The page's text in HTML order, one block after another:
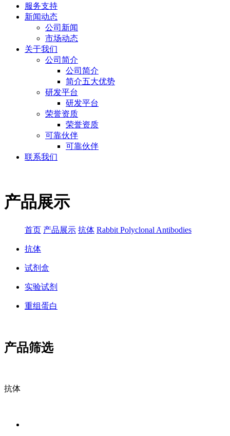
服务支持
新闻动态
公司新闻
市场动态
关于我们
公司简介
公司简介
简介五大优势
研发平台
研发平台
荣誉资质
荣誉资质
可靠伙伴
可靠伙伴
联系我们
产品展示
首页 产品展示 抗体 Rabbit Polyclonal Antibodies
抗体
试剂盒
实验试剂
重组蛋白
产品筛选
抗体